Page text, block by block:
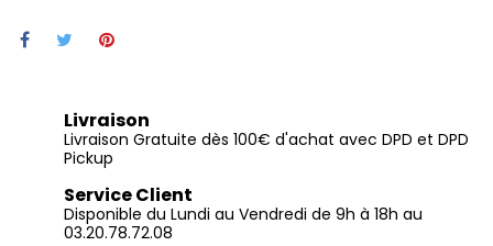
Livraison
Livraison Gratuite dès 100€ d'achat avec DPD et DPD
Pickup
Service Client
Disponible du Lundi au Vendredi de 9h à 18h au
03.20.78.72.08